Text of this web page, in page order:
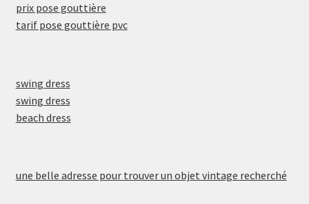
prix pose gouttière
tarif pose gouttière pvc
swing dress
swing dress
beach dress
une belle adresse pour trouver un objet vintage recherché